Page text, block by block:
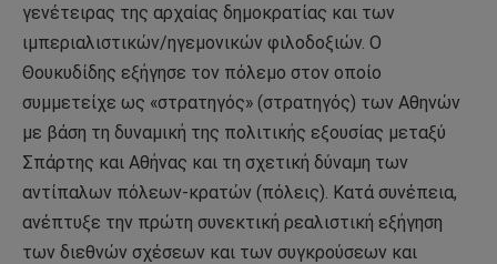
γενέτειρας της αρχαίας δημοκρατίας και των
ιμπεριαλιστικών/ηγεμονικών φιλοδοξιών. Ο
Θουκυδίδης εξήγησε τον πόλεμο στον οποίο
συμμετείχε ως «στρατηγός» (στρατηγός) των Αθηνών
με βάση τη δυναμική της πολιτικής εξουσίας μεταξύ
Σπάρτης και Αθήνας και τη σχετική δύναμη των
αντίπαλων πόλεων-κρατών (πόλεις). Κατά συνέπεια,
ανέπτυξε την πρώτη συνεκτική ρεαλιστική εξήγηση
των διεθνών σχέσεων και των συγκρούσεων και